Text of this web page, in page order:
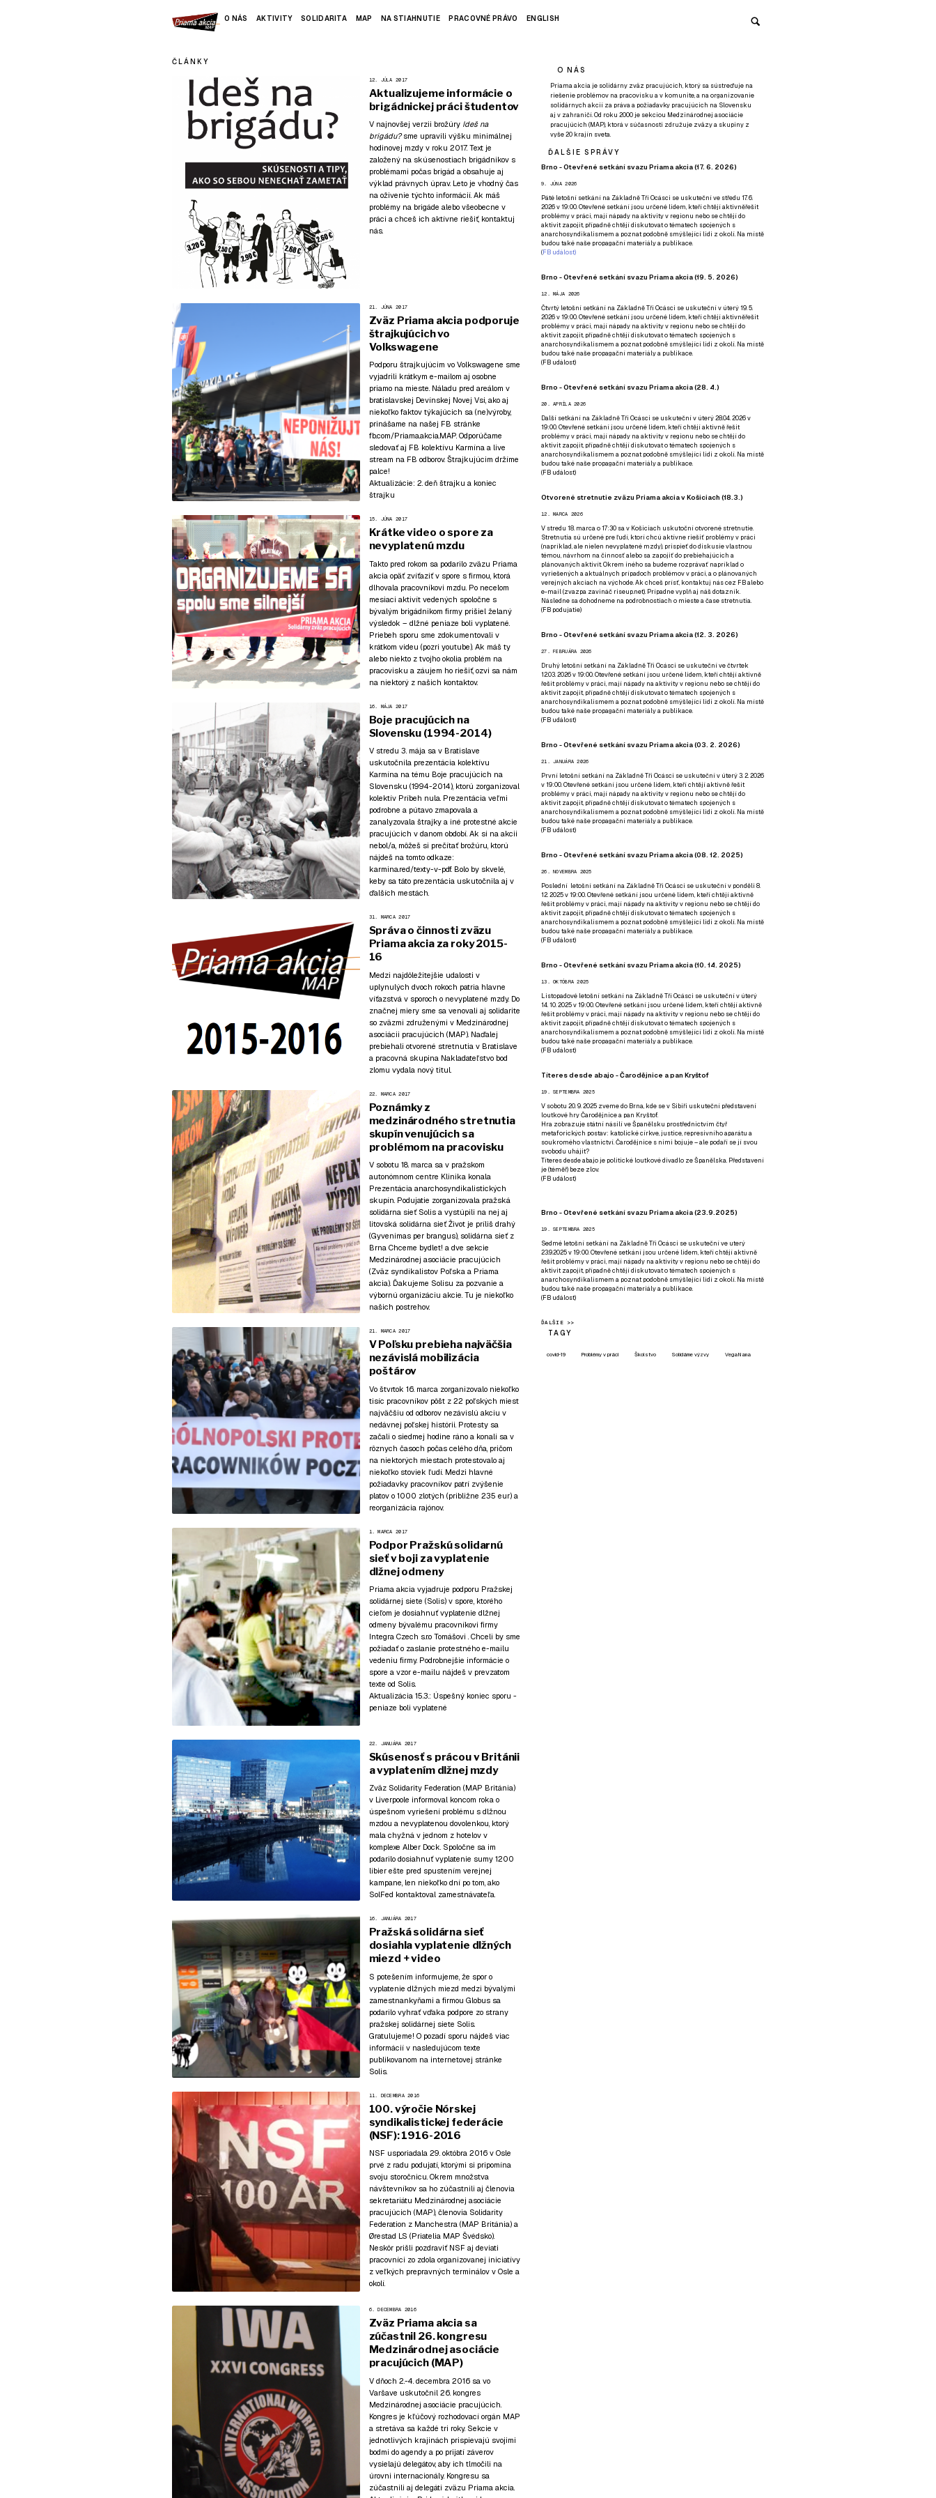
O NÁS AKTIVITY SOLIDARITA MAP NA STIAHNUTIE PRACOVNÉ PRÁVO ENGLISH
ČLÁNKY
12. JÚLA 2017
Aktualizujeme informácie o
brigádnickej práci študentov
V najnovšej verzii brožúry Ideš na
brigádu?sme upravili výšku minimálnej
hodinovej mzdy v roku 2017. Text je
založený na skúsenostiach brigádnikov s
problémami počas brigád a obsahuje aj
výklad právnych úprav. Leto je vhodný čas
na oživenie týchto informácií. Ak máš
problémy na brigáde alebo všeobecne v
práci a chceš ich aktívne riešiť, kontaktuj
nás.
21. JÚNA 2017
Zväz Priama akcia podporuje
štrajkujúcich vo
Volkswagene
Podporu štrajkujúcim vo Volkswagene sme
vyjadrili krátkym e-mailom aj osobne
priamo na mieste. Náladu pred areálom v
bratislavskej Devínskej Novej Vsi, ako aj
niekoľko faktov týkajúcich sa (ne)výroby,
prinášame na našej FB stránke
fb.com/Priama.akcia.MAP. Odporúčame
sledovať aj FB kolektívu Karmínaa live
stream na FB odborov. Štrajkujúcim držíme
palce!
Aktualizácie: 2. deň štrajku a koniec
štrajku
15. JÚNA 2017
Krátke video o spore za
nevyplatenú mzdu
Takto pred rokom sa podarilo zväzu Priama
akcia opäť zvíťaziť v spore s firmou, ktorá
dlhovala pracovníkovi mzdu. Po necelom
mesiaci aktivít vedených spoločne s
bývalým brigádnikom firmy prišiel želaný
výsledok – dlžné peniaze boli vyplatené.
Priebeh sporu sme zdokumentovali v
krátkom videu (pozri youtube). Ak máš ty
alebo niekto z tvojho okolia problém na
pracovisku a záujem ho riešiť, ozvi sa nám
na niektorý z našich kontaktov.
16. MÁJA 2017
Boje pracujúcich na
Slovensku (1994-2014)
V stredu 3. mája sa v Bratislave
uskutočnila prezentácia kolektívu
Karmína na tému Boje pracujúcich na
Slovensku (1994-2014), ktorú zorganizoval
kolektív Príbeh nula. Prezentácia veľmi
podrobne a pútavo zmapovala a
zanalyzovala štrajky a iné protestné akcie
pracujúcich v danom období. Ak si na akcii
nebol/a, môžeš si prečítať brožúru, ktorú
nájdeš na tomto odkaze:
karmina.red/texty-v-pdf. Bolo by skvelé,
keby sa táto prezentácia uskutočnila aj v
ďalších mestách.
31. MARCA 2017
Správa o činnosti zväzu
Priama akcia za roky 2015-
16
Medzi najdôležitejšie udalosti v
uplynulých dvoch rokoch patria hlavne
víťazstvá v sporoch o nevyplatené mzdy. Do
značnej miery sme sa venovali aj solidarite
so zväzmi združenými v Medzinárodnej
asociácii pracujúcich (MAP). Naďalej
prebiehali otvorené stretnutia v Bratislave
a pracovná skupina Nakladateľstvo bod
zlomu vydala nový titul.
22. MARCA 2017
Poznámky z
medzinárodného stretnutia
skupín venujúcich sa
problémom na pracovisku
V sobotu 18. marca sa v pražskom
autonómnom centre Klinika konala
Prezentácia anarchosyndikalistických
skupín. Podujatie zorganizovala pražská
solidárna sieť Solis a vystúpili na nej aj
litovská solidárna sieť Život je príliš drahý
(Gyvenimas per brangus), solidárna sieť z
Brna Chceme bydlet! a dve sekcie
Medzinárodnej asociácie pracujúcich
(Zväz syndikalistov Poľska a Priama
akcia). Ďakujeme Solisu za pozvanie a
výbornú organizáciu akcie. Tu je niekoľko
našich postrehov.
21. MARCA 2017
V Poľsku prebieha najväčšia
nezávislá mobilizácia
poštárov
Vo štvrtok 16. marca zorganizovalo niekoľko
tisíc pracovníkov pôšt z 22 poľských miest
najväčšiu od odborov nezávislú akciu v
nedávnej poľskej histórii. Protesty sa
začali o siedmej hodine ráno a konali sa v
rôznych časoch počas celého dňa, pričom
na niektorých miestach protestovalo aj
niekoľko stoviek ľudí. Medzi hlavné
požiadavky pracovníkov patrí zvýšenie
platov o 1000 zlotých (približne 235 eur) a
reorganizácia rajónov.
1. MARCA 2017
Podpor Pražskú solidarnú
sieť v boji za vyplatenie
dlžnej odmeny
Priama akcia vyjadruje podporu Pražskej
solidárnej siete (Solis) v spore, ktorého
cieľom je dosiahnuť vyplatenie dlžnej
odmeny bývalému pracovníkovi firmy
Integra Czech s.r.o Tomášovi . Chceli by sme
požiadať o zaslanie protestného e-mailu
vedeniu firmy. Podrobnejšie informácie o
spore a vzor e-mailu nájdeš v prevzatom
texte od Solis.
Aktualizácia 15.3.: Úspešný koniec sporu -
peniaze boli vyplatené
22. JANUÁRA 2017
Skúsenosť s prácou v Británii
a vyplatením dlžnej mzdy
Zväz Solidarity Federation (MAP Británia)
v Liverpoole informoval koncom roka o
úspešnom vyriešení problému s dlžnou
mzdou a nevyplatenou dovolenkou, ktorý
mala chyžná v jednom z hotelov v
komplexe Alber Dock. Spoločne sa im
podarilo dosiahnuť vyplatenie sumy 1200
libier ešte pred spustením verejnej
kampane, len niekoľko dní po tom, ako
SolFed kontaktoval zamestnávateľa.
16. JANUÁRA 2017
Pražská solidárna sieť
dosiahla vyplatenie dlžných
miezd + video
S potešením informujeme, že spor o
vyplatenie dlžných miezd medzi bývalými
zamestnankyňami a firmou Globus sa
podarilo vyhrať vďaka podpore zo strany
pražskej solidárnej siete Solis.
Gratulujeme! O pozadí sporu nájdeš viac
informácií v nasledujúcom texte
publikovanom na internetovej stránke
Solis.
11. DECEMBRA 2016
100. výročie Nórskej
syndikalistickej federácie
(NSF): 1916-2016
NSF usporiadala 29. októbra 2016 v Osle
prvé z radu podujatí, ktorými si pripomína
svoju storočnicu. Okrem množstva
návštevníkov sa ho zúčastnili aj členovia
sekretariátu Medzinárodnej asociácie
pracujúcich (MAP), členovia Solidarity
Federation z Manchestra (MAP Británia) a
Ørestad LS (Priatelia MAP Švédsko).
Neskôr prišli pozdraviť NSF aj deviati
pracovníci zo zdola organizovanej iniciatívy
z veľkých prepravných terminálov v Osle a
okolí.
6. DECEMBRA 2016
Zväz Priama akcia sa
zúčastnil 26. kongresu
Medzinárodnej asociácie
pracujúcich (MAP)
V dňoch 2.-4. decembra 2016 sa vo
Varšave uskutočnil 26. kongres
Medzinárodnej asociácie pracujúcich.
Kongres je kľúčový rozhodovací orgán MAP
a stretáva sa každé tri roky. Sekcie v
jednotlivých krajinách prispievajú svojimi
bodmi do agendy a po prijatí záverov
vysielajú delegátov, aby ich tlmočili na
úrovni internacionály. Kongresu sa
zúčastnili aj delegáti zväzu Priama akcia.
O NÁS
Priama akcia je solidárny zväz pracujúcich, ktorý sa sústreďuje na
riešenie problémov na pracovisku a v komunite, a na organizovanie
solidárnych akcií za práva a požiadavky pracujúcich na Slovensku
aj v zahraničí. Od roku 2000 je sekciou Medzinárodnej asociácie
pracujúcich (MAP), ktorá v súčasnosti združuje zväzy a skupiny z
vyše 20 krajín sveta.
ĎALŠIE SPRÁVY
Brno - Otevřené setkání svazu Priama akcia (17. 6. 2026)
9. JÚNA 2026
Páté letošní setkání na Základně Tři Ocásci se uskuteční ve středu 17. 6.
2026 v 19:00. Otevřené setkání jsou určené lidem, kteří chtějí aktivněřešit
problémy v práci, mají nápady na aktivity v regionu nebo se chtějí do
aktivit zapojit, případně chtějí diskutovat o tématech spojených s
anarchosyndikalismem a poznat podobně smýšlející lidi z okolí. Na místě
budou také naše propagační materiály a publikace.
(FB událost)
Brno - Otevřené setkání svazu Priama akcia (19. 5. 2026)
12. MÁJA 2026
Čtvrtý letošní setkání na Základně Tři Ocásci se uskuteční v úterý 19. 5.
2026 v 19:00. Otevřené setkání jsou určené lidem, kteří chtějí aktivněřešit
problémy v práci, mají nápady na aktivity v regionu nebo se chtějí do
aktivit zapojit, případně chtějí diskutovat o tématech spojených s
anarchosyndikalismem a poznat podobně smýšlející lidi z okolí. Na místě
budou také naše propagační materiály a publikace.
(FB událost)
Brno - Otevřené setkání svazu Priama akcia (28. 4.)
20. APRÍLA 2026
Další setkání na Základně Tři Ocásci se uskuteční v úterý 28.04. 2026 v
19:00. Otevřené setkání jsou určené lidem, kteří chtějí aktivně řešit
problémy v práci, mají nápady na aktivity v regionu nebo se chtějí do
aktivit zapojit, případně chtějí diskutovat o tématech spojených s
anarchosyndikalismem a poznat podobně smýšlející lidi z okolí. Na místě
budou také naše propagační materiály a publikace.
(FB událost)
Otvorené stretnutie zväzu Priama akcia v Košiciach (18.3.)
12. MARCA 2026
V stredu 18. marca o 17:30 sa v Košiciach uskutoční otvorené stretnutie.
Stretnutia sú určené pre ľudí, ktorí chcú aktívne riešiť problémy v práci
(napríklad, ale nielen nevyplatené mzdy), prispieť do diskusie vlastnou
témou, návrhom na činnosť alebo sa zapojiť do prebiehajúcich a
plánovaných aktivít. Okrem iného sa budeme rozprávať napríklad o
vyriešených a aktuálnych prípadoch problémov v práci, a o plánovaných
verejných akciach na východe. Ak chceš prísť, kontaktuj nás cez FBalebo
e-mail (zvazpa zavináč riseup.net). Prípadnevyplň aj náš dotazník.
Následne sa dohodneme na podrobnostiach o mieste a čase stretnutia.
(FB podujatie)
Brno - Otevřené setkání svazu Priama akcia (12. 3. 2026)
27. FEBRUÁRA 2026
Druhý letošní setkání na Základně Tři Ocásci se uskuteční ve čtvrtek
12.03. 2026 v 19:00. Otevřené setkání jsou určené lidem, kteří chtějí aktivně
řešit problémy v práci, mají nápady na aktivity v regionu nebo se chtějí do
aktivit zapojit, případně chtějí diskutovat o tématech spojených s
anarchosyndikalismem a poznat podobně smýšlející lidi z okolí. Na místě
budou také naše propagační materiály a publikace.
(FB událost)
Brno - Otevřené setkání svazu Priama akcia (03. 2. 2026)
21. JANUÁRA 2026
První letošní setkání na Základně Tři Ocásci se uskuteční v úterý 3. 2. 2026
v 19:00. Otevřené setkání jsou určené lidem, kteří chtějí aktivně řešit
problémy v práci, mají nápady na aktivity v regionu nebo se chtějí do
aktivit zapojit, případně chtějí diskutovat o tématech spojených s
anarchosyndikalismem a poznat podobně smýšlející lidi z okolí. Na místě
budou také naše propagační materiály a publikace.
(FB událost)
Brno - Otevřené setkání svazu Priama akcia (08. 12. 2025)
26. NOVEMBRA 2025
Poslední letošní setkání na Základně Tři Ocásci se uskuteční v ponděli 8.
12. 2025 v 19:00. Otevřené setkání jsou určené lidem, kteří chtějí aktivně
řešit problémy v práci, mají nápady na aktivity v regionu nebo se chtějí do
aktivit zapojit, případně chtějí diskutovat o tématech spojených s
anarchosyndikalismem a poznat podobně smýšlející lidi z okolí. Na místě
budou také naše propagační materiály a publikace.
(FB událost)
Brno - Otevřené setkání svazu Priama akcia (10. 14. 2025)
13. OKTÓBRA 2025
Listopadové letošní setkání na Základně Tři Ocásci se uskuteční v úterý
14. 10. 2025 v 19:00. Otevřené setkání jsou určené lidem, kteří chtějí aktivně
řešit problémy v práci, mají nápady na aktivity v regionu nebo se chtějí do
aktivit zapojit, případně chtějí diskutovat o tématech spojených s
anarchosyndikalismem a poznat podobně smýšlející lidi z okolí. Na místě
budou také naše propagační materiály a publikace.
(FB událost)
Títeres desde abajo - Čarodějnice a pan Kryštof
19. SEPTEMBRA 2025
V sobotu 20. 9. 2025 zveme do Brna, kde se v Sibiři uskuteční představení
loutkové hry Čarodějnice a pan Kryštof.
Hra zobrazuje státní násilí ve Španělsku prostřednictvím čtyř
metaforických postav: katolické církve, justice, represivního aparátu a
soukromého vlastnictví. Čarodějnice s nimi bojuje – ale podaří se jí svou
svobodu uhájit?
Títeres desde abajo je politické loutkové divadlo ze Španělska. Představení
je (téměř) beze zlov.
(FB událost)
Brno - Otevřené setkání svazu Priama akcia (23.9.2025)
19. SEPTEMBRA 2025
Sedmé letošní setkání na Základně Tři Ocásci se uskuteční ve uterý
23.9.2025 v 19:00. Otevřené setkání jsou určené lidem, kteří chtějí aktivně
řešit problémy v práci, mají nápady na aktivity v regionu nebo se chtějí do
aktivit zapojit, případně chtějí diskutovat o tématech spojených s
anarchosyndikalismem a poznat podobně smýšlející lidi z okolí. Na místě
budou také naše propagační materiály a publikace.
(FB událost)
ĎALŠIE >>
TAGY
covid-19 Problémy v práci Školstvo Solidárne výzvy VegaNana